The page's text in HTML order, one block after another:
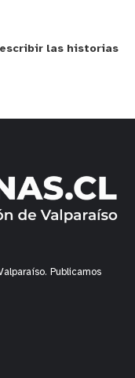
las historias
Publicamos